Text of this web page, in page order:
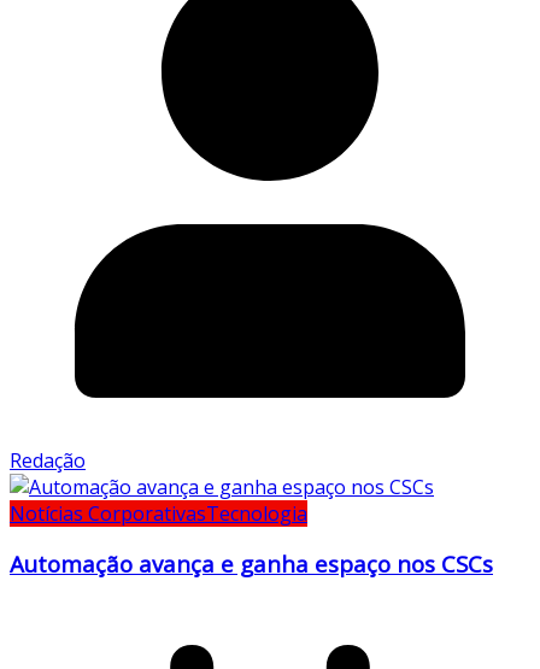
Redação
Notícias CorporativasTecnologia
Automação avança e ganha espaço nos CSCs